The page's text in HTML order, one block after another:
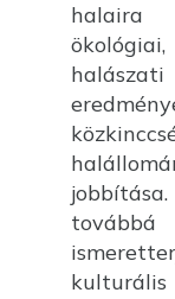
halaira
kulturális